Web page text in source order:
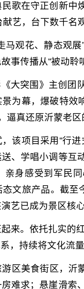
歌在守正创新
艺，台下数千名
马观花、静态观
事传播从“被动聆
大突围》主创团
为幕，爆破特
逼真还原沂蒙老
该项目采用“行
、学唱小调等互
亲身感受到军民
文旅产品。截
艺已成为景区核
来。依托扎实的
，持续将文化流
区美食街区，沂
难求；悬崖滑索